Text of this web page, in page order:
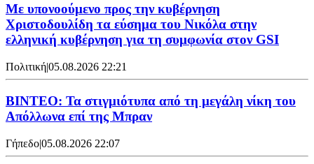
Με υπονοούμενο προς την κυβέρνηση
Χριστοδουλίδη τα εύσημα του Νικόλα στην
ελληνική κυβέρνηση για τη συμφωνία στον GSI
Πολιτική|05.08.2026 22:21
ΒΙΝΤΕΟ: Τα στιγμιότυπα από τη μεγάλη νίκη του
Απόλλωνα επί της Μπραν
Γήπεδο|05.08.2026 22:07